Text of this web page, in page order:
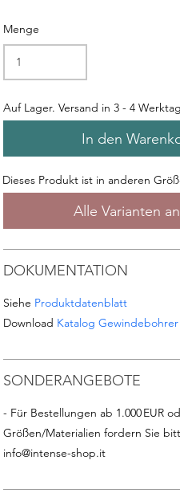
Menge
Auf Lager. Versand in 3 - 4
In den
Dieses Produkt ist in anderen
Alle Varianten
DOKUMENTATION
Siehe Produktdatenblatt
Download Katalog
SONDERANGEBOTE
- Für Bestellungen ab 1.000 EUR
Größen/Materialien fordern Sie
info@intense-shop.it